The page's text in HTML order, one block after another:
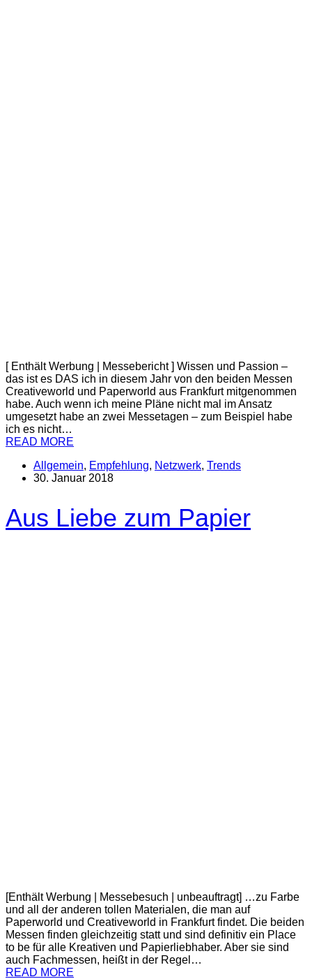
[ Enthält Werbung | Messebericht ] Wissen und Passion –
das ist es DAS ich in diesem Jahr von den beiden Messen
Creativeworld und Paperworld aus Frankfurt mitgenommen
habe. Auch wenn ich meine Pläne nicht mal im Ansatz
umgesetzt habe an zwei Messetagen – zum Beispiel habe
ich es nicht…
READ MORE
Allgemein, Empfehlung, Netzwerk, Trends
30. Januar 2018
Aus Liebe zum Papier
[Enthält Werbung | Messebesuch | unbeauftragt] …zu Farbe
und all der anderen tollen Materialen, die man auf
Paperworld und Creativeworld in Frankfurt findet. Die beiden
Messen finden gleichzeitig statt und sind definitiv ein Place
to be für alle Kreativen und Papierliebhaber. Aber sie sind
auch Fachmessen, heißt in der Regel…
READ MORE